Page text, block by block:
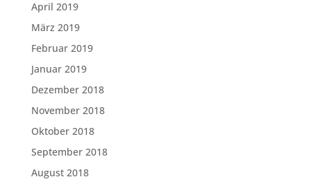
April 2019
März 2019
Februar 2019
Januar 2019
Dezember 2018
November 2018
Oktober 2018
September 2018
August 2018